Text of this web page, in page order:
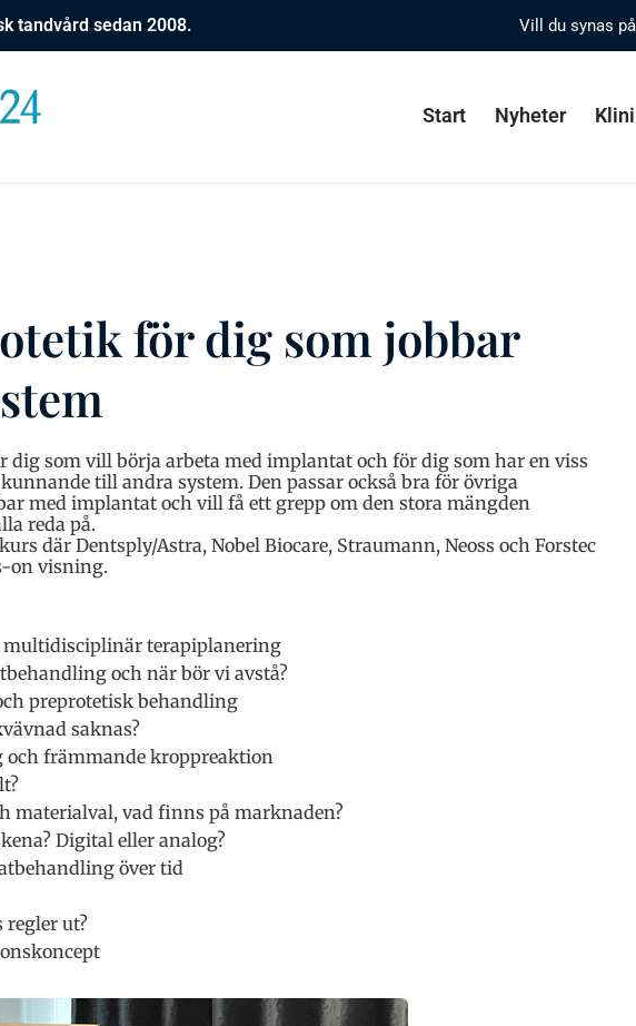
tandvård sedan 2008. Vill du synas
Start Nyheter
för dig som jobbar
dig som vill börja arbeta med implantat och för dig som har en viss
till andra system. Den passar också bra för övriga
med implantat och vill få ett grepp om den stora mängden
reda på.
där Dentsply/Astra, Nobel Biocare, Straumann, Neoss och Forstec
on visning.
multidisciplinär terapiplanering
och när bör vi avstå?
preprotetisk behandling
saknas?
och främmande kroppreaktion
materialval, vad finns på marknaden?
Digital eller analog?
över tid
regler ut?